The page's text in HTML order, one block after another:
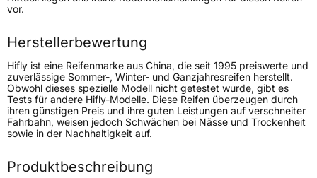
Lastindex94/92
Höchstlast670/630 kg
Gewicht (in kg) 8,38 kg
Generelle Merkmale
FahrzeugtypTransporter
ModellnameSuper 2000
vor.
Herstellerbewertung
Hifly ist eine Reifenmarke aus China, die seit 1995 preiswerte und
zuverlässige Sommer-, Winter- und Ganzjahresreifen herstellt.
Obwohl dieses spezielle Modell nicht getestet wurde, gibt es
Tests für andere Hifly-Modelle. Diese Reifen überzeugen durch
ihren günstigen Preis und ihre guten Leistungen auf verschneiter
Fahrbahn, weisen jedoch Schwächen bei Nässe und Trockenheit
sowie in der Nachhaltigkeit auf.
Produktbeschreibung